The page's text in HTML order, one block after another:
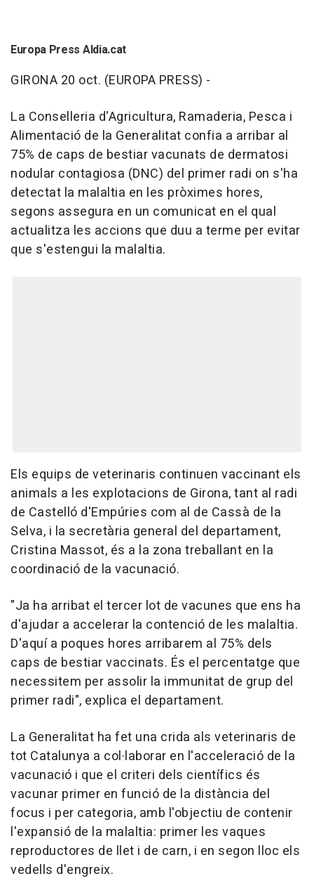
Europa Press Aldia.cat
GIRONA 20 oct. (EUROPA PRESS) -
La Conselleria d'Agricultura, Ramaderia, Pesca i
Alimentació de la Generalitat confia a arribar al
75% de caps de bestiar vacunats de dermatosi
nodular contagiosa (DNC) del primer radi on s'ha
detectat la malaltia en les pròximes hores,
segons assegura en un comunicat en el qual
actualitza les accions que duu a terme per evitar
que s'estengui la malaltia.
Els equips de veterinaris continuen vaccinant els
animals a les explotacions de Girona, tant al radi
de Castelló d'Empúries com al de Cassà de la
Selva, i la secretària general del departament,
Cristina Massot, és a la zona treballant en la
coordinació de la vacunació.
"Ja ha arribat el tercer lot de vacunes que ens ha
d'ajudar a accelerar la contenció de les malaltia.
D'aquí a poques hores arribarem al 75% dels
caps de bestiar vaccinats. És el percentatge que
necessitem per assolir la immunitat de grup del
primer radi", explica el departament.
La Generalitat ha fet una crida als veterinaris de
tot Catalunya a col·laborar en l'acceleració de la
vacunació i que el criteri dels científics és
vacunar primer en funció de la distància del
focus i per categoria, amb l'objectiu de contenir
l'expansió de la malaltia: primer les vaques
reproductores de llet i de carn, i en segon lloc els
vedells d'engreix.